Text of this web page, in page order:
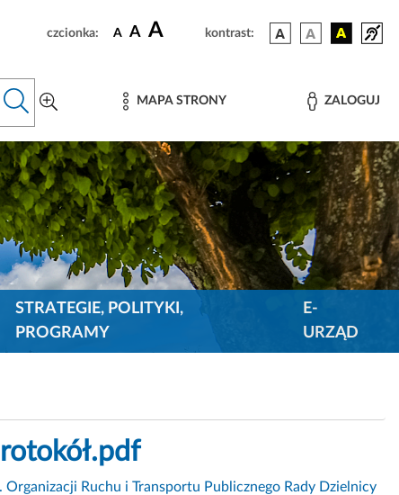
czcionka: A A A kontrast:
MAPA STRONY ZALOGUJ
STRATEGIE, POLITYKI,
PROGRAMY
E-
URZĄD
Organizacji Ruchu i Transportu Publicznego Rady Dzielnicy